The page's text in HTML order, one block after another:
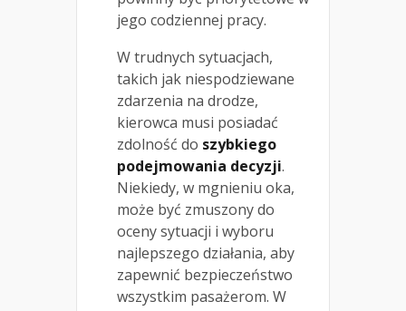
jego codziennej pracy.
W trudnych sytuacjach,
takich jak niespodziewane
zdarzenia na drodze,
kierowca musi posiadać
zdolność do szybkiego
podejmowania decyzji.
Niekiedy, w mgnieniu oka,
może być zmuszony do
oceny sytuacji i wyboru
najlepszego działania, aby
zapewnić bezpieczeństwo
wszystkim pasażerom. W